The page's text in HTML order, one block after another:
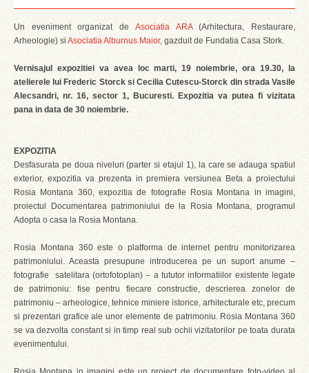
Un eveniment organizat de Asociatia ARA(Arhitectura, Restaurare,
Arheologie) si Asociatia Alburnus Maior, gazduit de Fundatia Casa Stork.
Vernisajul expozitiei va avea loc marti, 19 noiembrie, ora 19.30, la
atelierele lui Frederic Storck si Cecilia Cutescu-Storck din strada Vasile
Alecsandri, nr. 16, sector 1, Bucuresti. Expozitia va putea fi vizitata
pana in data de 30 noiembrie.
EXPOZITIA
Desfasurata pe doua niveluri (parter si etajul 1), la care se adauga spatiul
exterior, expozitia va prezenta in premiera versiunea Beta a proiectului
Rosia Montana 360, expozitia de fotografie Rosia Montana in imagini,
proiectul Documentarea patrimoniului de la Rosia Montana, programul
Adopta o casa la Rosia Montana.
Rosia Montana 360 este o platforma de internet pentru monitorizarea
patrimoniului. Aceasta presupune introducerea pe un suport anume –
fotografie satelitara (ortofotoplan) – a tututor informatiilor existente legate
de patrimoniu: fise pentru fiecare constructie, descrierea zonelor de
patrimoniu – arheologice, tehnice miniere istorice, arhitecturale etc, precum
si prezentari grafice ale unor elemente de patrimoniu. Rosia Montana 360
se va dezvolta constant si in timp real sub ochii vizitatorilor pe toata durata
evenimentului.